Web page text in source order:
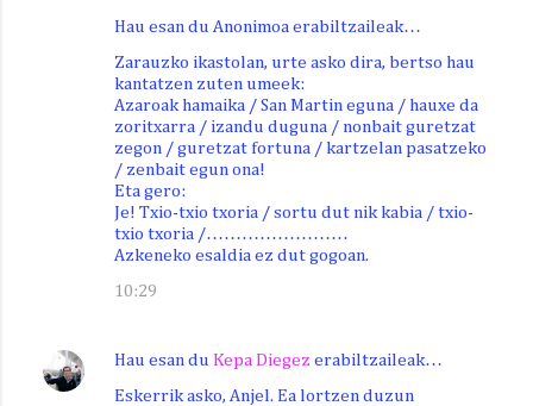
Hau esan du Anonimoa erabiltzaileak…
Zarauzko ikastolan, urte asko dira, bertso hau
kantatzen zuten umeek:
Azaroak hamaika / San Martin eguna / hauxe da
zoritxarra / izandu duguna / nonbait guretzat
zegon / guretzat fortuna / kartzelan pasatzeko
/ zenbait egun ona!
Eta gero:
Je! Txio-txio txoria / sortu dut nik kabia / txio-
txio txoria /……………………
Azkeneko esaldia ez dut gogoan.
10:29
Hau esan du Kepa Diegez erabiltzaileak…
Eskerrik asko, Anjel. Ea lortzen duzun